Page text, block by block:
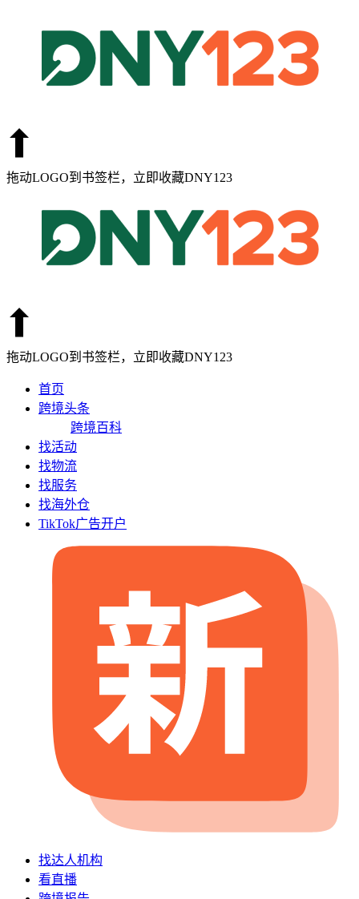
拖动LOGO到书签栏，立即收藏DNY123
拖动LOGO到书签栏，立即收藏DNY123
首页
跨境头条
跨境百科
找活动
找物流
找服务
找海外仓
TikTok广告开户
找达人机构
看直播